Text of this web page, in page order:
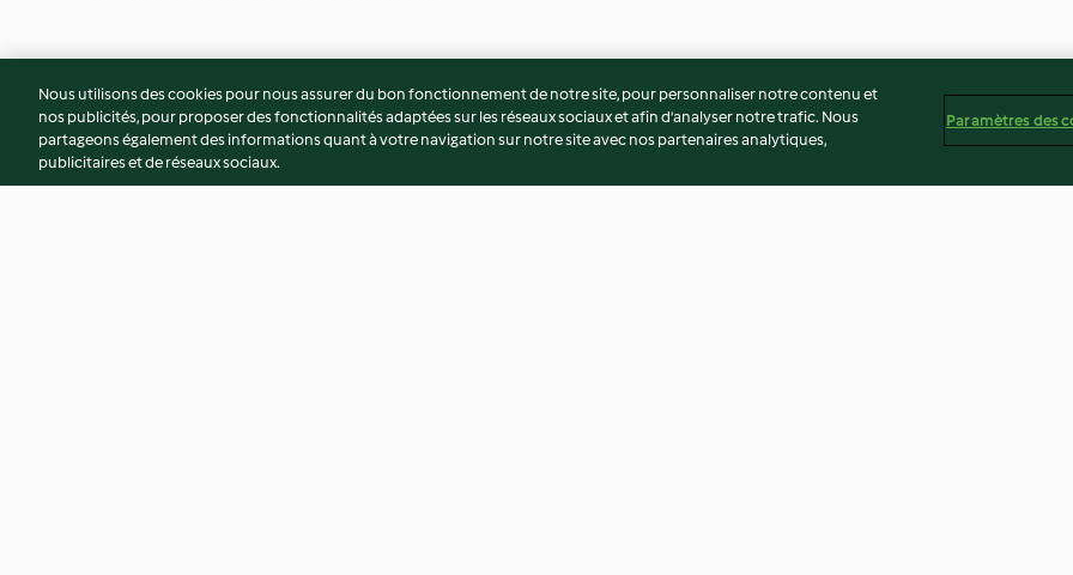
Nous utilisons des cookies pour nous assurer du bon fonctionnement de notre site, pour personnaliser notre contenu et
nos publicités, pour proposer des fonctionnalités adaptées sur les réseaux sociaux et afin d’analyser notre trafic. Nous
partageons également des informations quant à votre navigation sur notre site avec nos partenaires analytiques,
publicitaires et de réseaux sociaux.
Paramètres des